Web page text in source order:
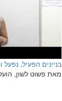
בניינים הפעיל, נפעל
מאת פשוט לשון,